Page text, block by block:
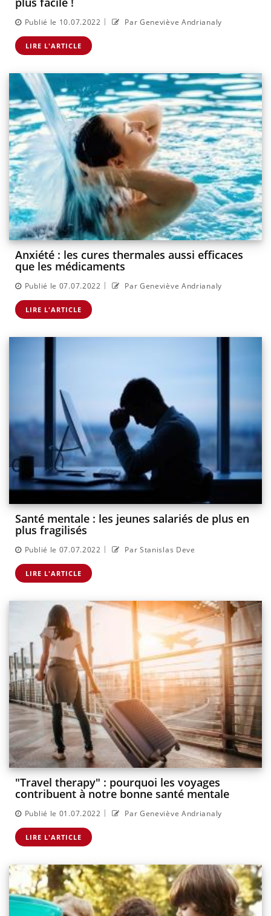
Publié le 10.07.2022 | Par Geneviève Andrianaly
LIRE L'ARTICLE
Anxiété : les cures thermales aussi efficaces
que les médicaments
Publié le 07.07.2022 | Par Geneviève Andrianaly
LIRE L'ARTICLE
Santé mentale : les jeunes salariés de plus en
plus fragilisés
Publié le 07.07.2022 | Par Stanislas Deve
LIRE L'ARTICLE
"Travel therapy" : pourquoi les voyages
contribuent à notre bonne santé mentale
Publié le 01.07.2022 | Par Geneviève Andrianaly
LIRE L'ARTICLE